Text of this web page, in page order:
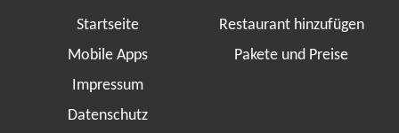
Startseite
Mobile Apps
Impressum
Datenschutz
Restaurant hinzufügen
Pakete und Preise